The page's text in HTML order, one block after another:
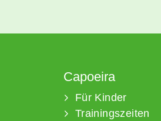
Capoeira
Für Kinder
Trainingszeiten